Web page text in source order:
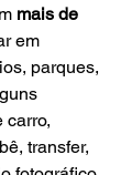
mais de
em
parques,
carro,
transfer,